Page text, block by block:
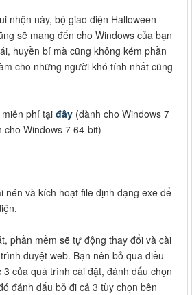
nhộn này, bộ giao diện Halloween
sẽ mang đến cho Windows của bạn
huyền bí mà cũng không kém phần
cho những người khó tính nhất cũng
phí tại đây (dành cho Windows 7
cho Windows 7 64-bit)
nén và kích hoạt file định dạng exe để
phần mềm sẽ tự động thay đổi và cài
duyệt web. Bạn nên bỏ qua điều
của quá trình cài đặt, đánh dấu chọn
đánh dấu bỏ đi cả 3 tùy chọn bên